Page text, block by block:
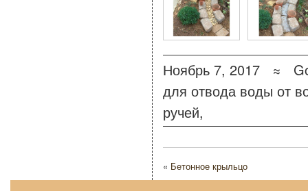
Ноябрь 7, 2017 ≈
для отвода воды от
ручей,
« Бетонное крыльцо